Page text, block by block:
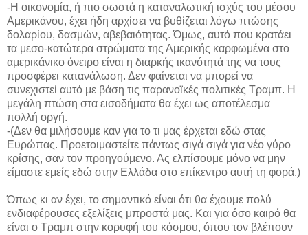
-Η οικονομία, ή πιο σωστά η καταναλωτική ισχύς του μέσου
Αμερικάνου, έχει ήδη αρχίσει να βυθίζεται λόγω πτώσης
δολαρίου, δασμών, αβεβαιότητας. Όμως, αυτό που κρατάει
τα μεσο-κατώτερα στρώματα της Αμερικής καρφωμένα στο
αμερικάνικο όνειρο είναι η διαρκής ικανότητά της να τους
προσφέρει κατανάλωση. Δεν φαίνεται να μπορεί να
συνεχιστεί αυτό με βάση τις παρανοϊκές πολιτικές Τραμπ. Η
μεγάλη πτώση στα εισοδήματα θα έχει ως αποτέλεσμα
πολλή οργή.
-(Δεν θα μιλήσουμε καν για το τι μας έρχεται εδώ στας
Ευρώπας. Προετοιμαστείτε πάντως σιγά σιγά για νέο γύρο
κρίσης, σαν τον προηγούμενο. Ας ελπίσουμε μόνο να μην
είμαστε εμείς εδώ στην Ελλάδα στο επίκεντρο αυτή τη φορά.)
Όπως κι αν έχει, το σημαντικό είναι ότι θα έχουμε πολύ
ενδιαφέρουσες εξελίξεις μπροστά μας. Και για όσο καιρό θα
είναι ο Τραμπ στην κορυφή του κόσμου, όπου τον βλέπουν